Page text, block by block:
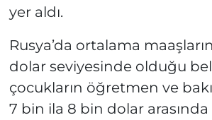
yer aldı.
Rusya’da ortalama
dolar seviyesinde olduğu
çocukların öğretmen ve
7 bin ila 8 bin dolar